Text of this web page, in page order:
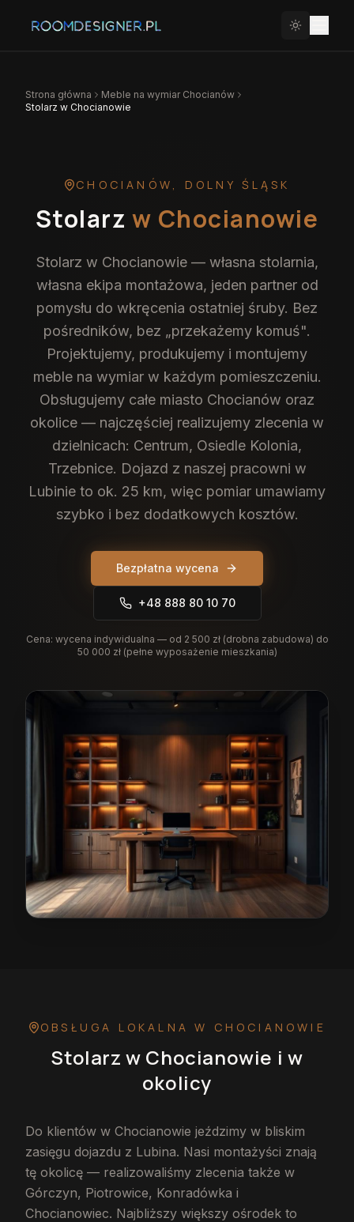
Strona główna Meble na wymiar Chocianów
Stolarz w Chocianowie
CHOCIANÓW , DOLNY ŚLĄSK
Stolarz w Chocianowie
Stolarz w Chocianowie — własna stolarnia,
własna ekipa montażowa, jeden partner od
pomysłu do wkręcenia ostatniej śruby. Bez
pośredników, bez „przekażemy komuś".
Projektujemy, produkujemy i montujemy
meble na wymiar w każdym pomieszczeniu.
Obsługujemy całe miasto Chocianów oraz
okolice — najczęściej realizujemy zlecenia w
dzielnicach: Centrum, Osiedle Kolonia,
Trzebnice. Dojazd z naszej pracowni w
Lubinie to ok. 25 km, więc pomiar umawiamy
szybko i bez dodatkowych kosztów.
Bezpłatna wycena
+48 888 80 10 70
Cena: wycena indywidualna — od 2 500 zł (drobna zabudowa) do
50 000 zł (pełne wyposażenie mieszkania)
OBSŁUGA LOKALNAW CHOCIANOWIE
Stolarz w Chocianowie i w
okolicy
Do klientów w Chocianowie jeździmy w bliskim
zasięgu dojazdu z Lubina. Nasi montażyści znają
tę okolicę — realizowaliśmy zlecenia także w
Górczyn, Piotrowice, Konradówka i
Chocianowiec. Najbliższy większy ośrodek to